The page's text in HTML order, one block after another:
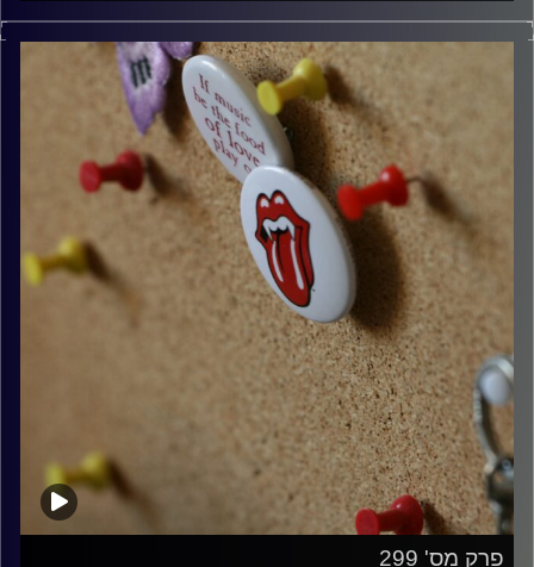
קלאסיקות רוק עם אורן הוף.
włodi
פרק מס' 299